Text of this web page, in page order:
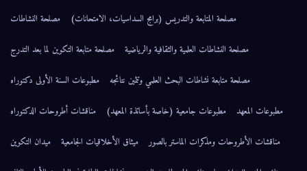
مصلحة المتابعة والتدريس (برامج السداسيات، الامتحانات)
مصلحة النشاطات
مصلحة النشاطات العلمية والثقافية والرياضية
مصلحة متابعة التكوين لما بعد التدرج
مصلحة متابعة نشاطات البحث العلمي وتثمين نتائجه
مطبوعات السنة الأولى دكتوراه
مطبوعات المعهد
مطبوعات جامعية (خاصة بأساتذة المعهد)
مناقشات أطروحات الدكتوراه
مناقشات الأطروحات ومذكرات الماستر بالصور
ميثاق الأخلاقيات الجامعية
ميدان التكوين